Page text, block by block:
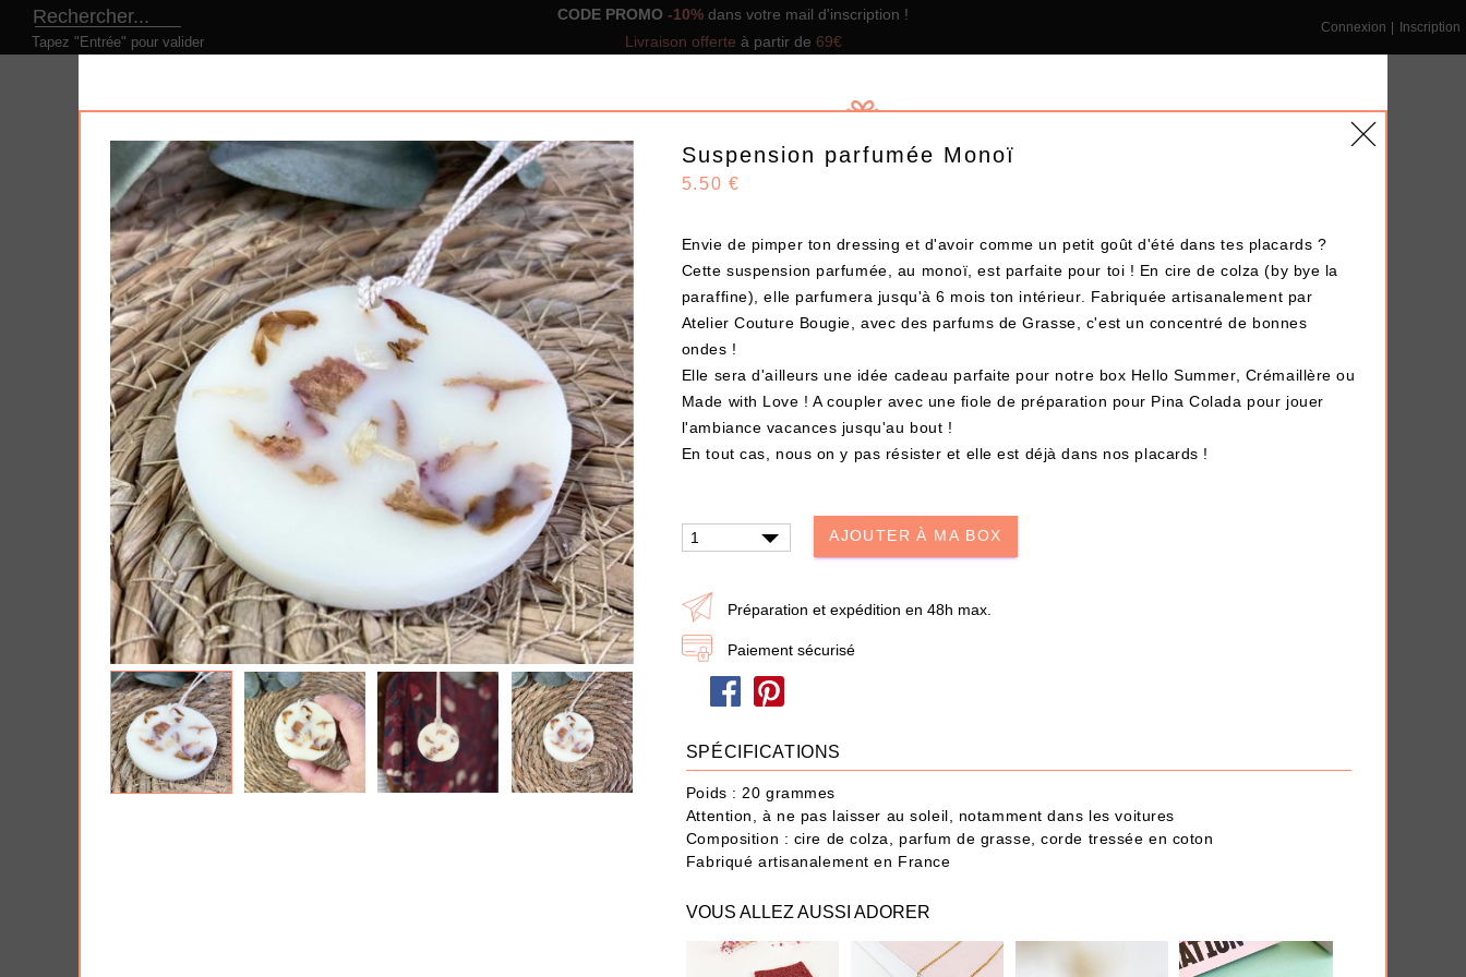
Tapez "Entrée" pour valider
CODE PROMO -10% dans votre mail d'inscription !
Livraison offerte à partir de 69€
Connexion Inscription
LE CONCEPT NOS PRODUITS NOS DESIGNS DE BOX NOS BOX PRÊTES À OFFRIR SOLUTIONS ENTREPRISE DÉPÔT-VENTE LE BLOG
Produits Design Terminé !
Suspension parfumée Monoï
5.50 €
Envie de pimper ton dressing et d'avoir comme un petit goût d'été dans tes placards ?
Cette suspension parfumée, au monoï, est parfaite pour toi ! En cire de colza (by bye la
paraffine), elle parfumera jusqu'à 6 mois ton intérieur. Fabriquée artisanalement par
Atelier Couture Bougie, avec des parfums de Grasse, c'est un concentré de bonnes
ondes !
Elle sera d'ailleurs une idée cadeau parfaite pour notre box Hello Summer, Crémaillèreou
Made with Love ! A coupler avec une fiole de préparation pour Pina Colada pour jouer
l'ambiance vacances jusqu'au bout !
En tout cas, nous on y pas résister et elle est déjà dans nos placards !
AJOUTER À MA BOX
Préparation et expédition en 48h max.
Paiement sécurisé
SPÉCIFICATIONS
Poids : 20 grammes
Attention, à ne pas laisser au soleil, notamment dans les voitures
Composition : cire de colza, parfum de grasse, corde tressée en coton
Fabriqué artisanalement en France
VOUS ALLEZ AUSSI ADORER
CHOISISSEZ VOS PRODUITS
Tous nos produits Lui dire je t'aime
Offrir une Box cadeau n'a jamais été aussi simple : choisissez les produits et ajoutez-les à votre Box en quelques clics.
PRIX POUR QUI ?